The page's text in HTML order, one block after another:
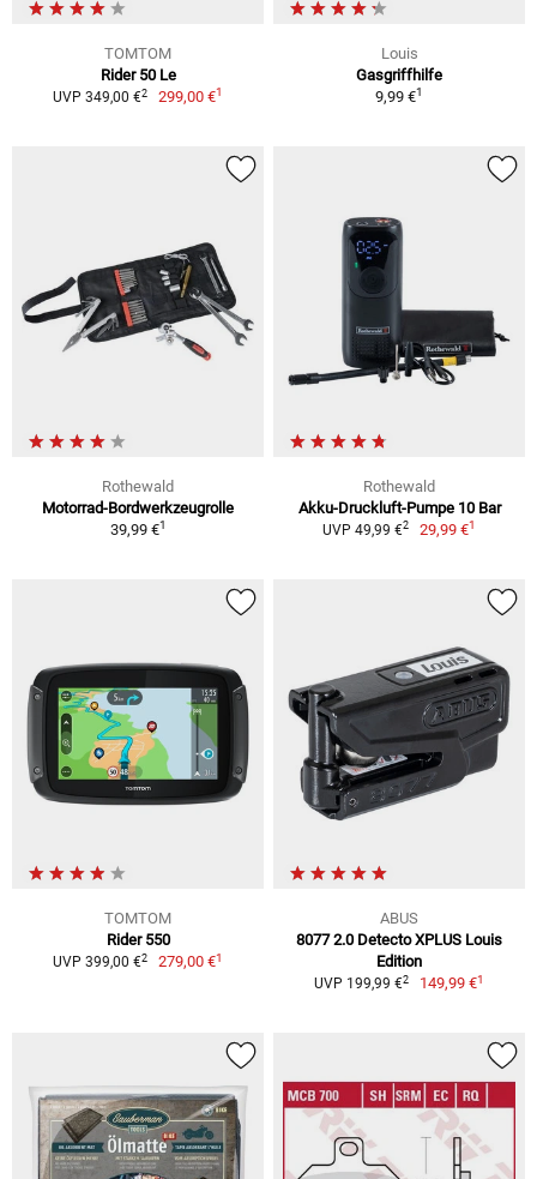
TOMTOM
Rider 50 Le
UVP 349,00 €2 299,00 €1
Louis
Gasgriffhilfe
9,99 €1
Rothewald
Motorrad-Bordwerkzeugrolle
39,99 €1
Rothewald
Akku-Druckluft-Pumpe 10 Bar
UVP 49,99 €2 29,99 €1
TOMTOM
Rider 550
UVP 399,00 €2 279,00 €1
ABUS
8077 2.0 Detecto XPLUS Louis
Edition
UVP 199,99 €2 149,99 €1